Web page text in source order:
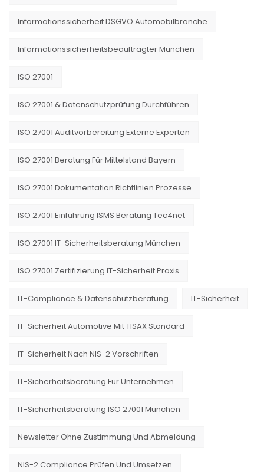
Informationssicherheit DSGVO Automobilbranche
Informationssicherheitsbeauftragter München
ISO 27001
ISO 27001 & Datenschutzprüfung Durchführen
ISO 27001 Auditvorbereitung Externe Experten
ISO 27001 Beratung Für Mittelstand Bayern
ISO 27001 Dokumentation Richtlinien Prozesse
ISO 27001 Einführung ISMS Beratung Tec4net
ISO 27001 IT-Sicherheitsberatung München
ISO 27001 Zertifizierung IT-Sicherheit Praxis
IT-Compliance & Datenschutzberatung IT-Sicherheit
IT-Sicherheit Automotive Mit TISAX Standard
IT-Sicherheit Nach NIS-2 Vorschriften
IT-Sicherheitsberatung Für Unternehmen
IT-Sicherheitsberatung ISO 27001 München
Newsletter Ohne Zustimmung Und Abmeldung
NIS-2 Compliance Prüfen Und Umsetzen